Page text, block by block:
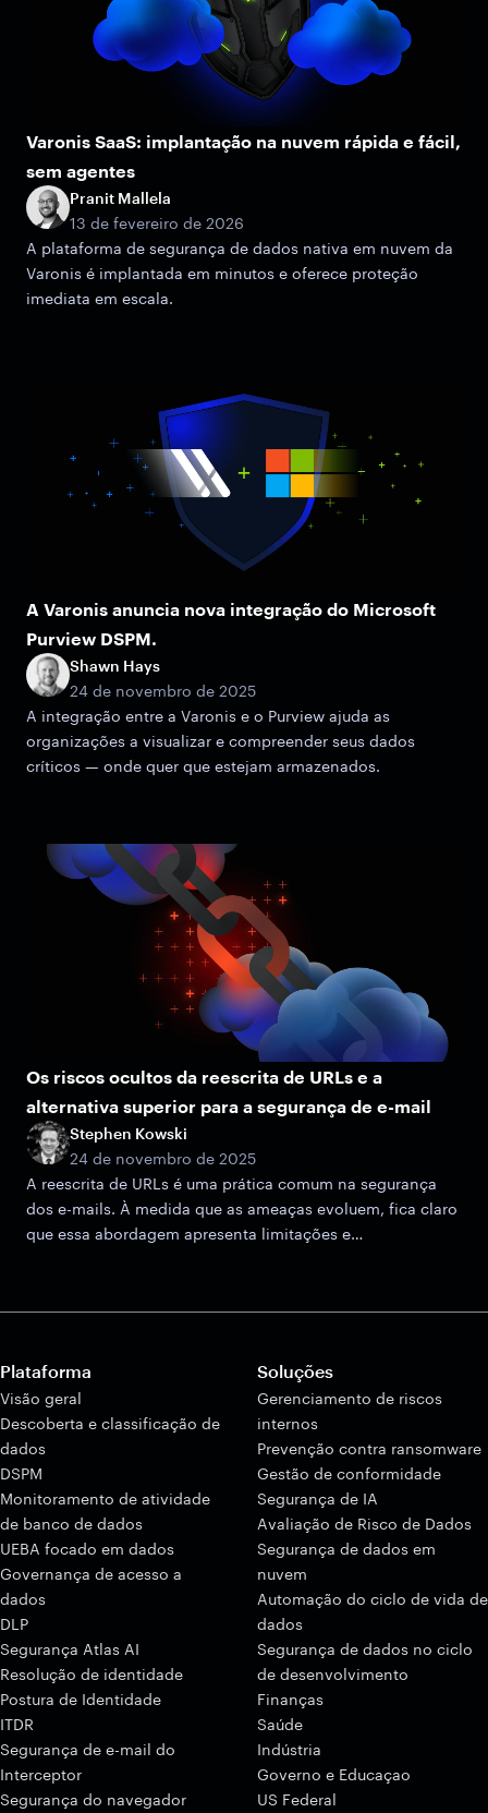
Varonis SaaS: implantação na nuvem rápida e fácil,
sem agentes
Pranit Mallela
13 de fevereiro de 2026
A plataforma de segurança de dados nativa em nuvem da
Varonis é implantada em minutos e oferece proteção
imediata em escala.
A Varonis anuncia nova integração do Microsoft
Purview DSPM.
Shawn Hays
24 de novembro de 2025
A integração entre a Varonis e o Purview ajuda as
organizações a visualizar e compreender seus dados
críticos — onde quer que estejam armazenados.
Os riscos ocultos da reescrita de URLs e a
alternativa superior para a segurança de e-mail
Stephen Kowski
24 de novembro de 2025
A reescrita de URLs é uma prática comum na segurança
dos e-mails. À medida que as ameaças evoluem, fica claro
que essa abordagem apresenta limitações e
Plataforma
Visão geral
Descoberta e classificação de
dados
DSPM
Monitoramento de atividade
de banco de dados
UEBA focado em dados
Governança de acesso a
dados
DLP
Segurança Atlas AI
Resolução de identidade
Postura de Identidade
ITDR
Segurança de e-mail do
Interceptor
Segurança do navegador
Soluções
Gerenciamento de riscos
internos
Prevenção contra ransomware
Gestão de conformidade
Segurança de IA
Avaliação de Risco de Dados
Segurança de dados em
nuvem
Automação do ciclo de vida de
dados
Segurança de dados no ciclo
de desenvolvimento
Finanças
Saúde
Indústria
Governo e Educaçao
US Federal